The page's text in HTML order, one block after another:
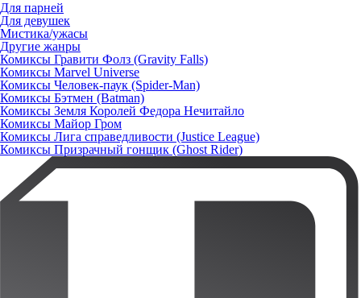
Для парней
Для девушек
Мистика/ужасы
Другие жанры
Комиксы Гравити Фолз (Gravity Falls)
Комиксы Marvel Universe
Комиксы Человек-паук (Spider-Man)
Комиксы Бэтмен (Batman)
Комиксы Земля Королей Федора Нечитайло
Комиксы Майор Гром
Комиксы Лига справедливости (Justice League)
Комиксы Призрачный гонщик (Ghost Rider)